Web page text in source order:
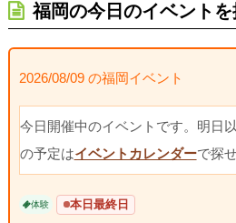
福岡の今日のイベント
2026/08/09 の福岡イベント
今日開催中のイベントです。明日
の予定はイベントカレンダーで探
体験 本日最終日